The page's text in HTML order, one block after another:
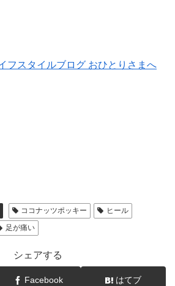
ココナッツポッキー
ヒール
足が痛い
シェアする
Facebook はてブ